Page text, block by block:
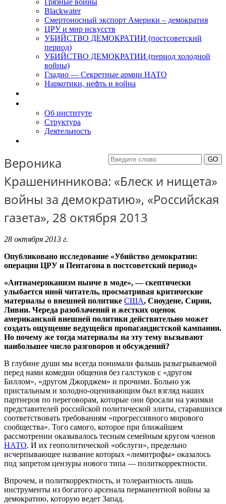
Грязные войны
Blackwater
Смертоносный экспорт Америки – демократия
ЦРУ и мир искусств
УБИЙСТВО ДЕМОКРАТИИ (постсоветский
период)
УБИЙСТВО ДЕМОКРАТИИ (период холодной
войны)
Гладио — Секретные армии НАТО
Наркотики, нефть и война
Об институте
Структура
Деятельность
Вероника
Крашенинникова: «Блеск и нищета»
войны за демократию», «Российская
газета», 28 октября 2013
28 октября 2013 г.
Опубликовано исследование «Убийство демократии:
операции ЦРУ и Пентагона в постсоветский период»
«Антиамериканизм нынче в моде», — скептически
улыбается иной читатель, просматривая критические
материалы о внешней политике США, Сноудене, Сирии,
Ливии. Череда разоблачений и жестких оценок
американской внешней политики действительно может
создать ощущение ведущейся пропагандистской кампании.
Но почему же тогда материалы на эту тему вызывают
наибольшее число разговоров и обсуждений?
В глубине души мы всегда понимали фальшь разыгрываемой
перед нами комедии общения без галстуков с «другом
Биллом», «другом Джорджем» и прочими. Больно уж
пристальным и холодно-оценивающим был взгляд наших
партнеров по переговорам, которые они бросали на ужимки
представителей российской политической элиты, старавшихся
соответствовать требованиям «прогрессивного мирового
сообщества». Того самого, которое при ближайшем
рассмотрении оказывалось тесным семейным кругом членов
НАТО. И их геополитической «обслуги», предельно
исчерпывающее название которых «лимитрофы» оказалось
под запретом цензуры нового типа — политкорректности.
Впрочем, и политкорректность, и толерантность лишь
инструменты из богатого арсенала перманентной войны за
демократию, которую ведет Запад.